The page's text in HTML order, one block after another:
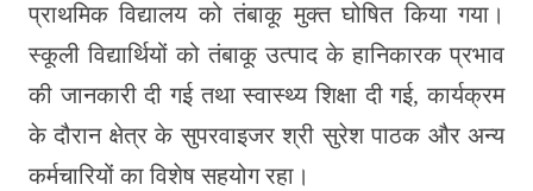
प्राथमिक विद्यालय को तंबाकू मुक्त घोषित किया गया।
स्कूली विद्यार्थियों को तंबाकू उत्पाद के हानिकारक प्रभाव
की जानकारी दी गई तथा स्वास्थ्य शिक्षा दी गई, कार्यक्रम
के दौरान क्षेत्र के सुपरवाइजर श्री सुरेश पाठक और अन्य
कर्मचारियों का विशेष सहयोग रहा।